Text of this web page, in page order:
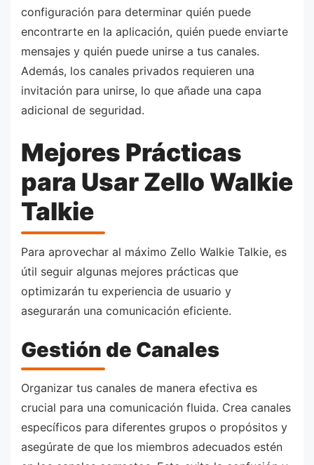
configuración para determinar quién puede
encontrarte en la aplicación, quién puede enviarte
mensajes y quién puede unirse a tus canales.
Además, los canales privados requieren una
invitación para unirse, lo que añade una capa
adicional de seguridad.
Mejores Prácticas
para Usar Zello Walkie
Talkie
Para aprovechar al máximo Zello Walkie Talkie, es
útil seguir algunas mejores prácticas que
optimizarán tu experiencia de usuario y
asegurarán una comunicación eficiente.
Gestión de Canales
Organizar tus canales de manera efectiva es
crucial para una comunicación fluida. Crea canales
específicos para diferentes grupos o propósitos y
asegúrate de que los miembros adecuados estén